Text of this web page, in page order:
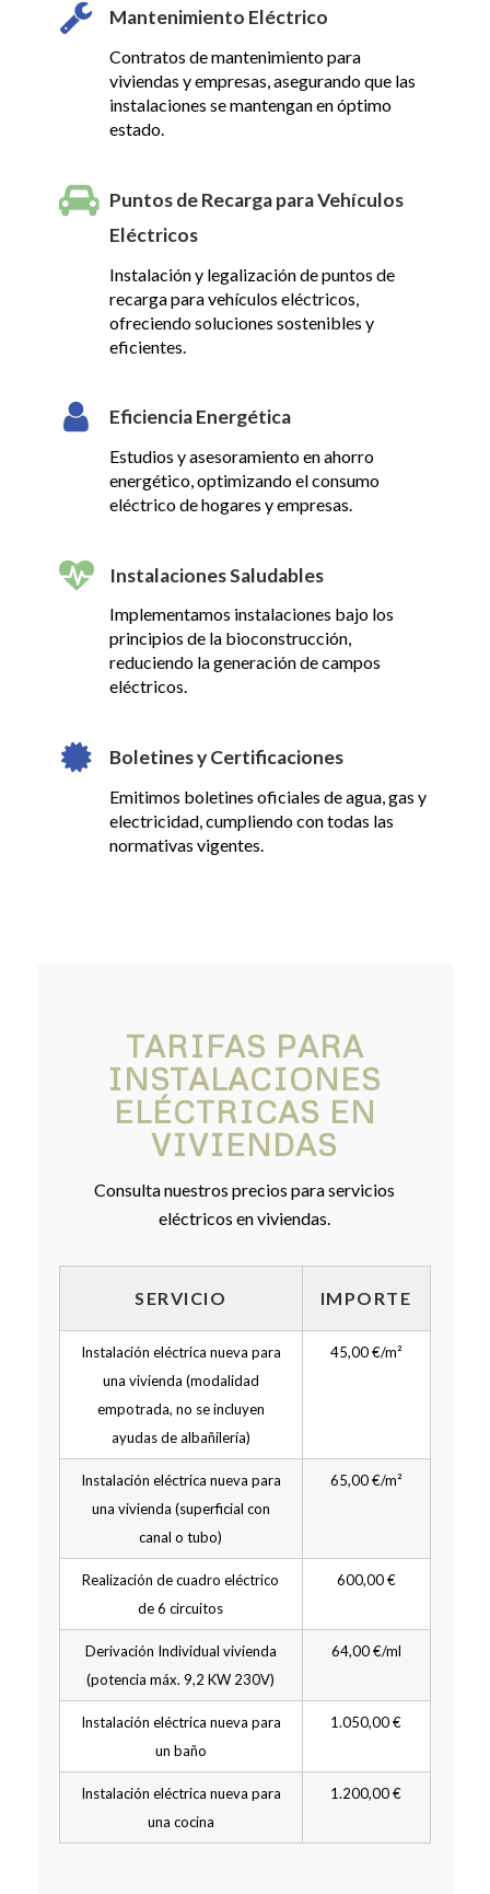
Mantenimiento Eléctrico
Contratos de mantenimiento para
viviendas y empresas, asegurando que las
instalaciones se mantengan en óptimo
estado.
Puntos de Recarga para Vehículos
Eléctricos
Instalación y legalización de puntos de
recarga para vehículos eléctricos,
ofreciendo soluciones sostenibles y
eficientes.
Eficiencia Energética
Estudios y asesoramiento en ahorro
energético, optimizando el consumo
eléctrico de hogares y empresas.
Instalaciones Saludables
Implementamos instalaciones bajo los
principios de la bioconstrucción,
reduciendo la generación de campos
eléctricos.
Boletines y Certificaciones
Emitimos boletines oficiales de agua, gas y
electricidad, cumpliendo con todas las
normativas vigentes.
TARIFAS PARA
INSTALACIONES
ELÉCTRICAS EN
VIVIENDAS
Consulta nuestros precios para servicios
eléctricos en viviendas.
SERVICIO IMPORTE
Instalación eléctrica nueva para
una vivienda (modalidad
empotrada, no se incluyen
ayudas de albañilería)
45,00 €/m²
Instalación eléctrica nueva para
una vivienda (superficial con
canal o tubo)
65,00 €/m²
Realización de cuadro eléctrico
de 6 circuitos
600,00 €
Derivación Individual vivienda
(potencia máx. 9,2 KW 230V)
64,00 €/ml
Instalación eléctrica nueva para
un baño
1.050,00 €
Instalación eléctrica nueva para
una cocina
1.200,00 €